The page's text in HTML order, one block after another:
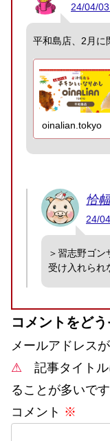
24/04/
平和島店、2月に
oinalian.tokyo
恰
24/
＞習志野ゴン
受け入れられ
コメントをど
メールアドレス
⚠ 記事タイトル
ることが多いです
コメント ※